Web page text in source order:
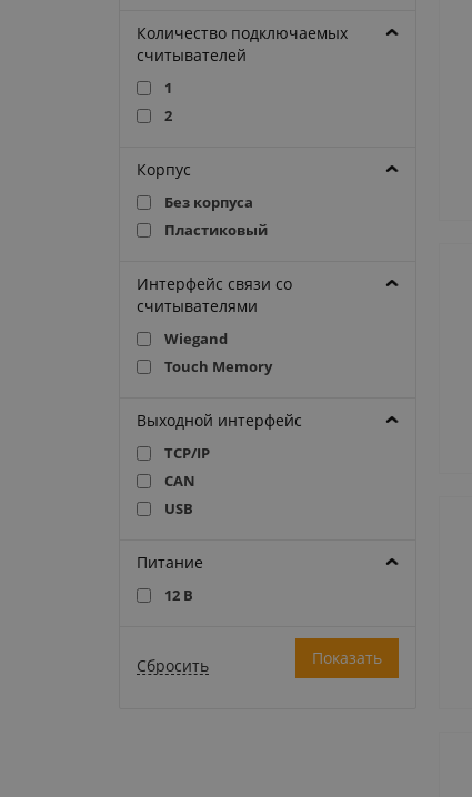
Количество подключаемых
считывателей
1
2
Корпус
Без корпуса
Пластиковый
Интерфейс связи со
считывателями
Wiegand
Touch Memory
Выходной интерфейс
TCP/IP
CAN
USB
Питание
12 В